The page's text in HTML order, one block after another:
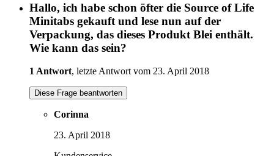
Hallo, ich habe schon öfter die Source of Life
Minitabs gekauft und lese nun auf der
Verpackung, das dieses Produkt Blei enthält.
Wie kann das sein?
1 Antwort, letzte Antwort vom 23. April 2018
Diese Frage beantworten
Corinna
23. April 2018